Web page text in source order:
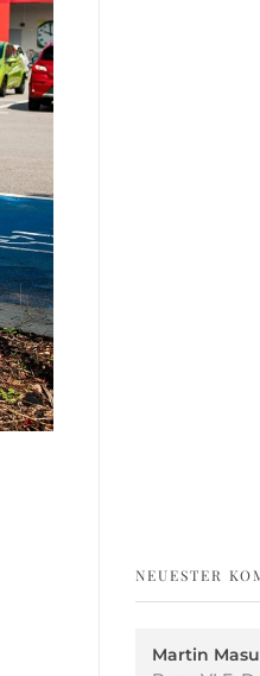
NEUESTER
Martin